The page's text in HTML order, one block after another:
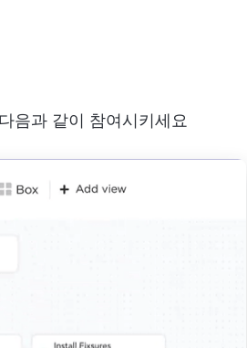
음과 같이 참여시키세요